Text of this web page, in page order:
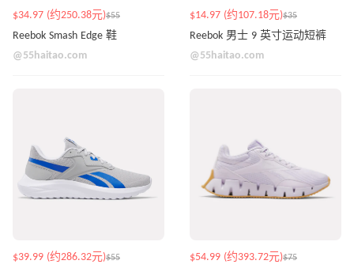
$34.97 (约250.38元)$55
Reebok Smash Edge 鞋
@55haitao.com
$14.97 (约107.18元)$35
Reebok 男士 9 英寸运动短裤
@55haitao.com
$39.99 (约286.32元)$55 $54.99 (约393.72元)$75